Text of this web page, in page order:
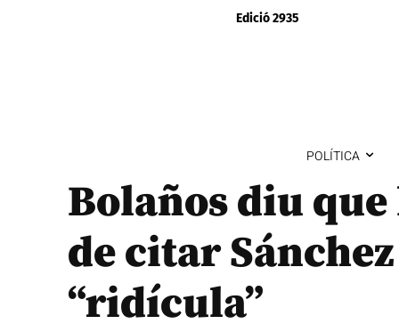
Edició 2935
POLÍTICA
Bolaños diu
de citar
“ridícula”